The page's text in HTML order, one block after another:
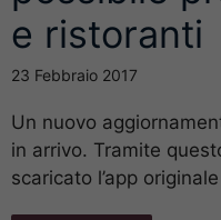
e ristoranti
23 Febbraio 2017
Un nuovo
in arrivo. Tramite
scaricato l’app